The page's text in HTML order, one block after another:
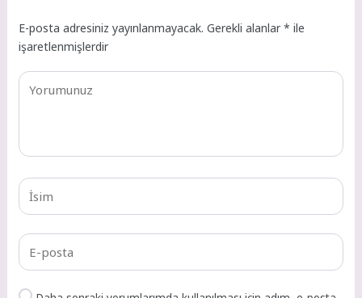
E-posta adresiniz yayınlanmayacak. Gerekli alanlar* ile
işaretlenmişlerdir